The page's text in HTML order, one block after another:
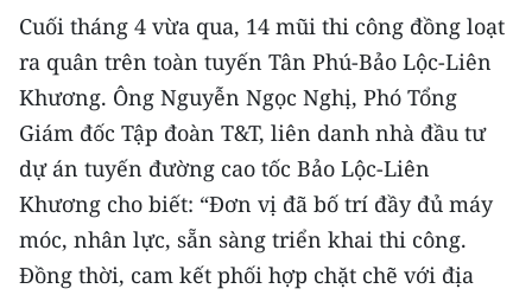
Cuối tháng 4 vừa qua, 14 mũi thi công đồng loạt
ra quân trên toàn tuyến Tân Phú-Bảo Lộc-Liên
Khương. Ông Nguyễn Ngọc Nghị, Phó Tổng
Giám đốc Tập đoàn T&T, liên danh nhà đầu tư
dự án tuyến đường cao tốc Bảo Lộc-Liên
Khương cho biết: “Đơn vị đã bố trí đầy đủ máy
móc, nhân lực, sẵn sàng triển khai thi công.
Đồng thời, cam kết phối hợp chặt chẽ với địa